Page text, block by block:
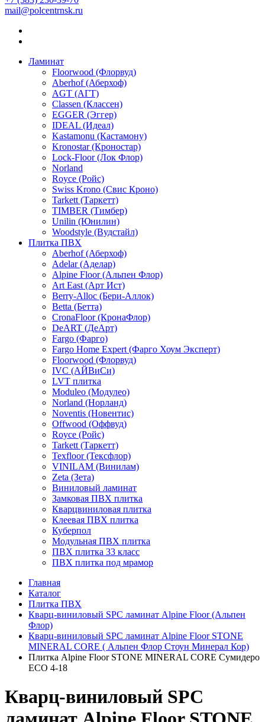
mail@polcentrnsk.ru
Ламинат
Floorwood (Флорвуд)
Aberhof (Аберхоф)
AGT (АГТ)
Classen (Классен)
EGGER (Эггер)
IDEAL (Идеал)
Kastamonu (Кастамону)
Kronostar (Кроностар)
Lock-Floor (Лок Флор)
Norland
Royce (Ройс)
Swiss Krono (Свис Кроно)
Tarkett (Таркетт)
TIMBER (Тимбер)
Unilin (Юнилин)
Woodstyle (Вудстайл)
Плитка ПВХ
Aberhof (Аберхоф)
Adelar (Аделар)
Alpine Floor (Альпен Флор)
Art East (Арт Ист)
Berry-Alloc (Бери-Аллок)
Betta (Бетта)
CronaFloor (КронаФлор)
DeART (ДеАрт)
Fargo (Фарго)
Fargo Home Expert (Фарго Хоум Эксперт)
Floorwood (Флорвуд)
IVC (АЙВиСи)
LVT плитка
Moduleo (Модулео)
Norland (Норланд)
Noventis (Новентис)
Offwood (Оффвуд)
Royce (Ройс)
Tarkett (Таркетт)
Texfloor (Тексфлор)
VINILAM (Винилам)
Zeta (Зета)
Виниловый ламинат
Замковая ПВХ плитка
Кварцвиниловая плитка
Клеевая ПВХ плитка
Куберпол
Модульная ПВХ плитка
ПВХ плитка 33 класс
ПВХ плитка под мрамор
Главная
Каталог
Плитка ПВХ
Кварц-виниловый SPC ламинат Alpine Floor (Альпен
Флор)
Кварц-виниловый SPC ламинат Alpine Floor STONE
MINERAL CORE ( Альпен Флор Стоун Минерал Кор)
Плитка Alpine Floor STONE MINERAL CORE Сумидеро
ЕСО 4-18
Кварц-виниловый SPC